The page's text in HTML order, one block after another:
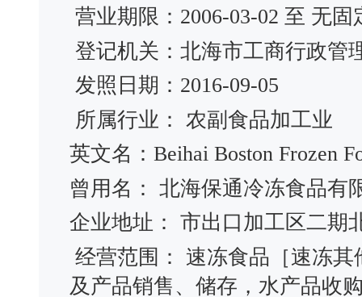
营业期限：2006-03-02 至 无固
登记机关：北海市工商行政管
发照日期：2016-09-05
所属行业： 农副食品加工业
英文名：Beihai Boston Frozen
曾用名： 北海保通冷冻食品
企业地址： 市出口加工区二期
经营范围： 速冻食品［速冻
及产品销售、储存，水产品收